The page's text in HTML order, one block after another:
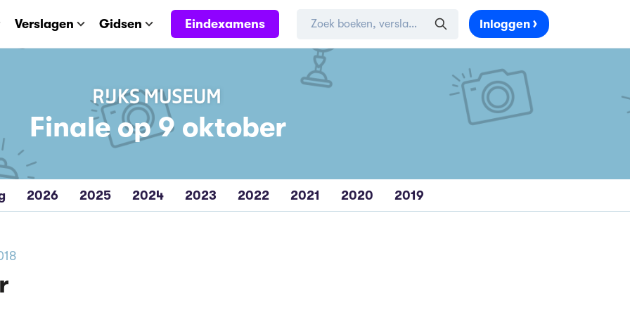
Verslagen Gidsen Eindexamens Inloggen
Finale op 9 oktober
2026 2025 2024 2023 2022 2021 2020 2019